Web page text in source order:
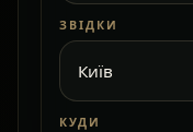
ЗВІДКИ
КУДИ